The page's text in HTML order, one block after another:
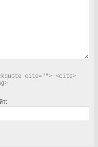
cite=""> <cite>